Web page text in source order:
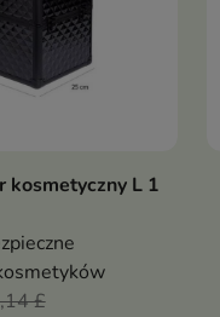
do koszyka
kosmetyczny L 1
£